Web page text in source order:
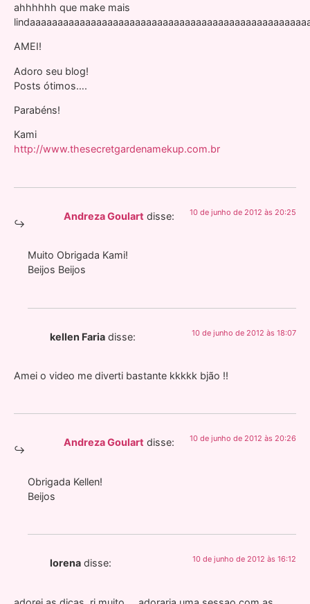
ahhhhhh que make mais
AMEI!
Adoro seu blog!
Posts ótimos….
Parabéns!
Kami
http://www.thesecretgardenamekup.com.br
Andreza Goulart disse: 10 de junho de 2012 às 20:25
Muito Obrigada Kami!
Beijos Beijos
kellen Faria disse: 10 de junho de 2012 às 18:07
Amei o video me diverti bastante kkkkk bjão !!
Andreza Goulart disse: 10 de junho de 2012 às 20:26
Obrigada Kellen!
Beijos
lorena disse: 10 de junho de 2012 às 16:12